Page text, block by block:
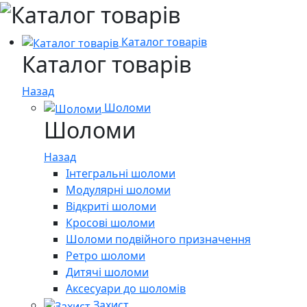
Каталог товарів
Каталог товарів
Назад
Шоломи
Шоломи
Назад
Інтегральні шоломи
Модулярні шоломи
Відкриті шоломи
Кросові шоломи
Шоломи подвійного призначення
Ретро шоломи
Дитячі шоломи
Аксесуари до шоломів